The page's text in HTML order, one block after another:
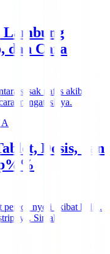
Lambung
dan Cara
sesak nafas akibat
mengatasinya.
Dosis, dan
pereda nyeri akibat kolik.
Simak